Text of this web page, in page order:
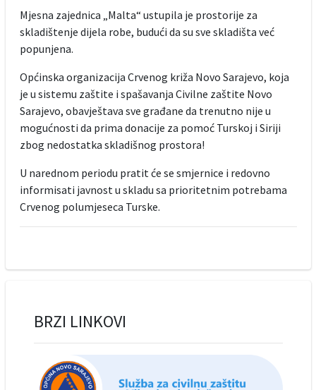
Mjesna zajednica „Malta“ ustupila je prostorije za
skladištenje dijela robe, budući da su sve skladišta već
popunjena.
Općinska organizacija Crvenog križa Novo Sarajevo, koja
je u sistemu zaštite i spašavanja Civilne zaštite Novo
Sarajevo, obavještava sve građane da trenutno nije u
mogućnosti da prima donacije za pomoć Turskoj i Siriji
zbog nedostatka skladišnog prostora!
U narednom periodu pratit će se smjernice i redovno
informisati javnost u skladu sa prioritetnim potrebama
Crvenog polumjeseca Turske.
BRZI LINKOVI